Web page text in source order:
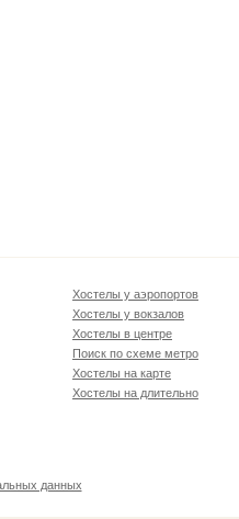
Хостелы у аэропортов
Хостелы у вокзалов
Хостелы в центре
Поиск по схеме метро
Хостелы на карте
Хостелы на длительно
данных